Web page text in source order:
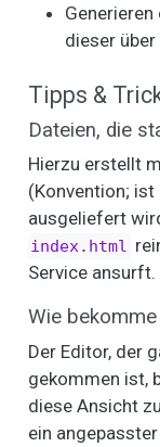
dieser
Tipps &
Dateien, die
Hierzu erstellt
(Konvention;
ausgeliefert
index.html
Service ansurft.
Wie
Der Editor, der
gekommen ist,
diese Ansicht
ein